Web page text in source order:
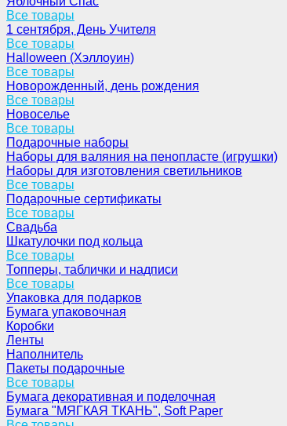
Все товары
1 сентября, День Учителя
Все товары
Halloween (Хэллоуин)
Все товары
Новорожденный, день рождения
Все товары
Новоселье
Все товары
Подарочные наборы
Наборы для валяния на пенопласте (игрушки)
Наборы для изготовления светильников
Все товары
Подарочные сертификаты
Все товары
Свадьба
Шкатулочки под кольца
Все товары
Топперы, таблички и надписи
Все товары
Упаковка для подарков
Бумага упаковочная
Коробки
Ленты
Наполнитель
Пакеты подарочные
Все товары
Бумага декоративная и поделочная
Бумага "МЯГКАЯ ТКАНЬ", Soft Paper